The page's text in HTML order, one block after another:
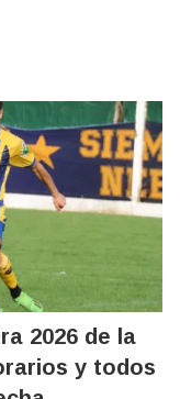
2026 de la
y todos